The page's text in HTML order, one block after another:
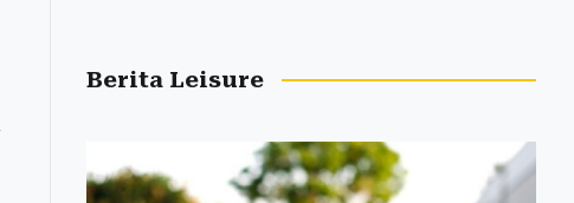
Berita Leisure